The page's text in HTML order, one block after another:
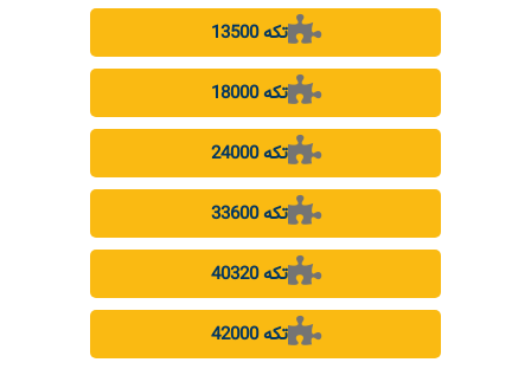
13500 تکه
18000 تکه
24000 تکه
33600 تکه
40320 تکه
42000 تکه